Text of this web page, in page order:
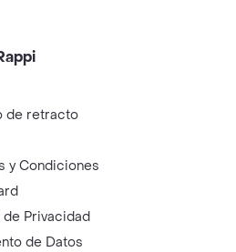
de retracto
y Condiciones
de Privacidad
de Datos